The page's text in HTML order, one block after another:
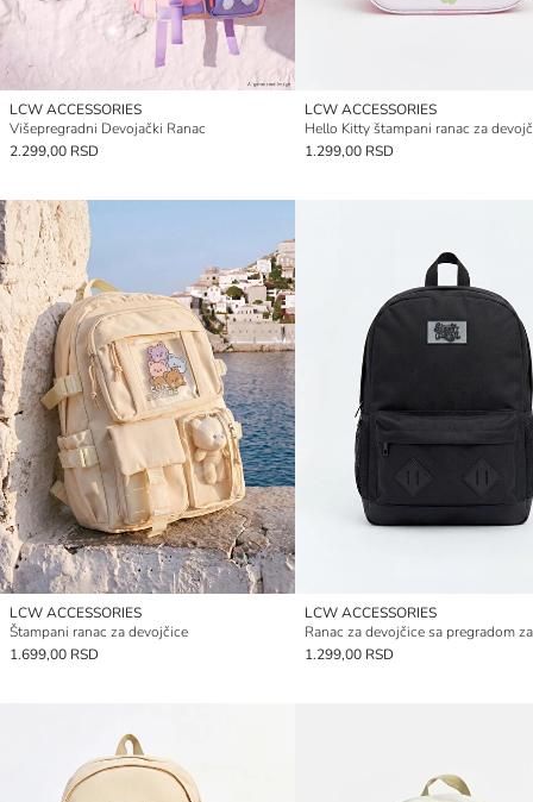
LCW ACCESSORIES
Višepregradni Devojački Ranac
2.299,00 RSD
LCW ACCESSORIES
Hello Kitty štampani ranac za
1.299,00 RSD
LCW ACCESSORIES
Štampani ranac za devojčice
1.699,00 RSD
LCW ACCESSORIES
Ranac za devojčice sa pregradom
1.299,00 RSD